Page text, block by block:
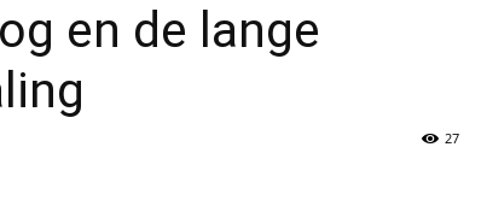
en de lange
27